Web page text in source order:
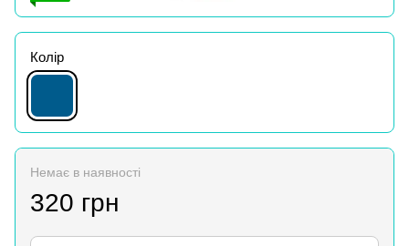
Колір
Немає в наявності
320 грн